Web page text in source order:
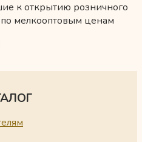
к открытию розничного
мелкооптовым ценам